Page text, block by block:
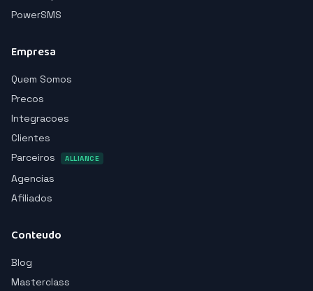
PowerSMS
Empresa
Quem Somos
Precos
Integracoes
Clientes
Parceiros
ALLIANCE
Agencias
Afiliados
Conteudo
Blog
Masterclass